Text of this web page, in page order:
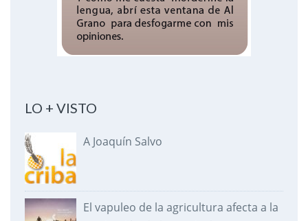
LO + VISTO
A Joaquín Salvo
El vapuleo de la agricultura afecta a la